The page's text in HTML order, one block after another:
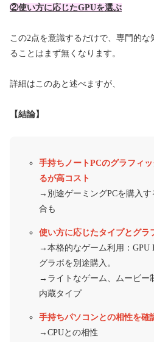
②使い方に応じたGPUを選ぶ
この2点を意識するだけで、専門的
ることはまず無くなります。
詳細はこのあと述べますが、
【結論】
手持ちノートPCのグラフィ
るが高コスト
→別途ゲーミングPCを購入
合も
使い方に応じたタイプとグラ
→本格的なゲーム利用：GPU
グラボを別途購入。
→ライトなゲーム、ムービー
内蔵タイプ
手持ちパソコンとの相性を確
→CPUとの相性